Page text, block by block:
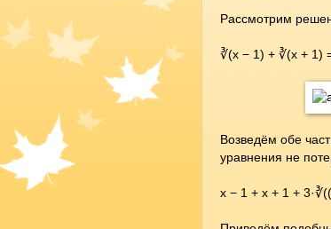
Рассмотрим
∛(x − 1) + ∛(x + 1)
Возведём обе
уравнения не
x − 1 + x + 1 +